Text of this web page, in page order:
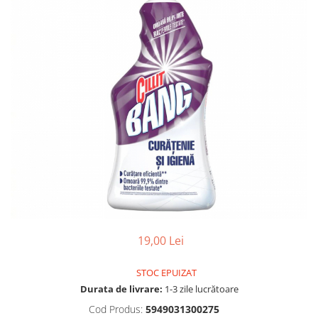
Echipamente de curăţenie
Folie aluminiu,folie alimentara
Produse pentru coafat
Tratament pentru par, conditioner
19,00 Lei
STOC EPUIZAT
Durata de livrare: 1-3 zile lucrătoare
Cod Produs: 5949031300275